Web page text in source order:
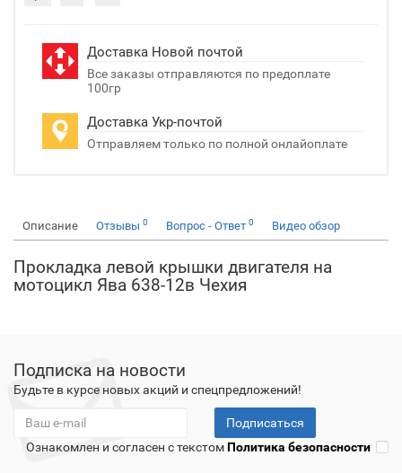
Доставка Новой почтой
Все заказы отправляются по предоплате
100гр
Доставка Укр-почтой
Отправляем только по полной онлайоплате
Описание Отзывы 0 Вопрос - Ответ 0 Видео обзор
Прокладка левой крышки двигателя на
мотоцикл Ява 638-12в Чехия
Подписка на новости
Будьте в курсе новых акций и спецпредложений!
Подписаться
Ознакомлен и согласен с текстомПолитика безопасности